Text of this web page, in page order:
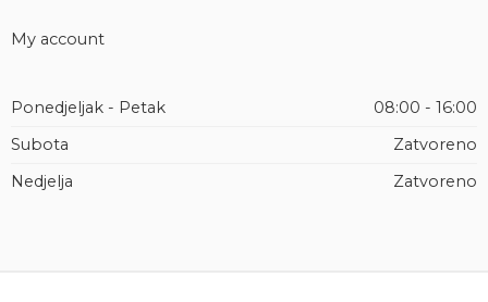
My account
Ponedjeljak - Petak
08:00 - 16:00
Subota
Zatvoreno
Nedjelja
Zatvoreno